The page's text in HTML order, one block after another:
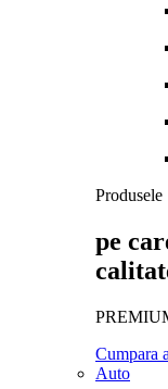
Produsele
pe
Cumpara
Auto